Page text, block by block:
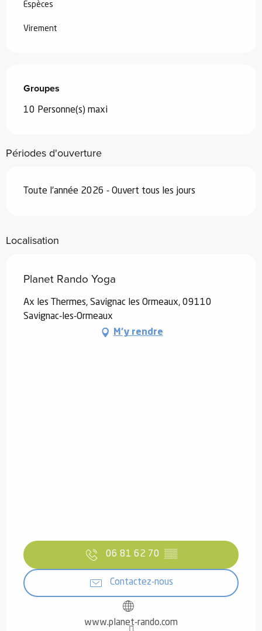
Espèces
Virement
Groupes
Groupes
10 Personne(s) maxi
Périodes d'ouverture
Toute l'année 2026 - Ouvert tous les jours
Localisation
Planet Rando Yoga
Ax les Thermes, Savignac les Ormeaux, 09110
Savignac-les-Ormeaux
M'y rendre
06 81 62 70 ▒▒
Contactez-nous
www.planet-rando.com